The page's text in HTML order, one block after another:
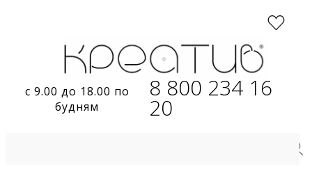
с 9.00 до 18.00 по
будням
8 800 234 16
20